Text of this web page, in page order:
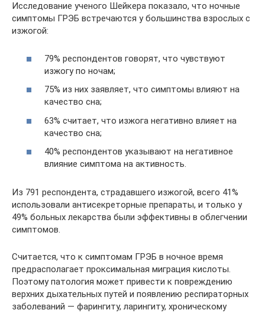
Исследование ученого Шейкера показало, что ночные
симптомы ГРЭБ встречаются у большинства взрослых с
изжогой:
79% респондентов говорят, что чувствуют
изжогу по ночам;
75% из них заявляет, что симптомы влияют на
качество сна;
63% считает, что изжога негативно влияет на
качество сна;
40% респондентов указывают на негативное
влияние симптома на активность.
Из 791 респондента, страдавшего изжогой, всего 41%
использовали антисекреторные препараты, и только у
49% больных лекарства были эффективны в облегчении
симптомов.
Считается, что к симптомам ГРЭБ в ночное время
предрасполагает проксимальная миграция кислоты.
Поэтому патология может привести к повреждению
верхних дыхательных путей и появлению респираторных
заболеваний — фарингиту, ларингиту, хроническому